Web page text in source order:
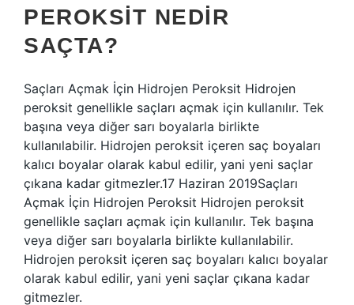
PEROKSIT NEDIR
SAÇTA?
Saçları Açmak İçin Hidrojen Peroksit Hidrojen
peroksit genellikle saçları açmak için kullanılır. Tek
başına veya diğer sarı boyalarla birlikte
kullanılabilir. Hidrojen peroksit içeren saç boyaları
kalıcı boyalar olarak kabul edilir, yani yeni saçlar
çıkana kadar gitmezler.17 Haziran 2019Saçları
Açmak İçin Hidrojen Peroksit Hidrojen peroksit
genellikle saçları açmak için kullanılır. Tek başına
veya diğer sarı boyalarla birlikte kullanılabilir.
Hidrojen peroksit içeren saç boyaları kalıcı boyalar
olarak kabul edilir, yani yeni saçlar çıkana kadar
gitmezler.